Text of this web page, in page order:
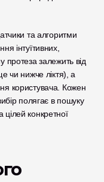
та алгоритми
інтуїтивних,
протеза залежить від
чи нижче ліктя), а
користувача. Кожен
вибір полягає в пошуку
конкретної